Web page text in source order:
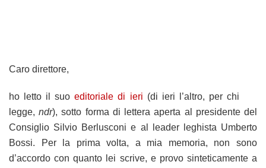
Caro direttore,
ho letto il suoeditoriale di ieri (di ieri l’altro, per chi
legge,ndr), sotto forma di lettera aperta al presidente del
Consiglio Silvio Berlusconi e al leader leghista Umberto
Bossi. Per la prima volta, a mia memoria, non sono
d’accordo con quanto lei scrive, e provo sinteticamente a